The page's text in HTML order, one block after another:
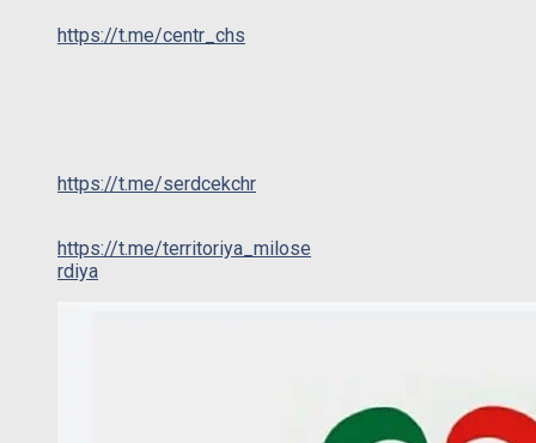
https://t.me/centr_chs
https://t.me/serdcekchr
https://t.me/territoriya_milose
rdiya